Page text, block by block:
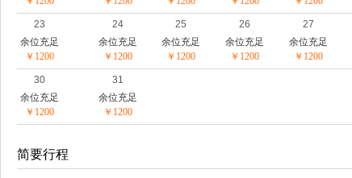
23
余位充足
￥1200
24
余位充足
￥1200
25
余位充足
￥1200
26
余位充足
￥1200
27
余位充足
￥1200
30
余位充足
￥1200
31
余位充足
￥1200
简要行程